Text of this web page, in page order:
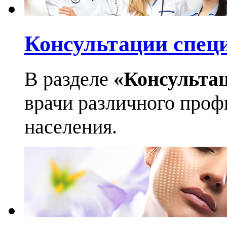
Консультации
В разделе
врачи различного
населения.